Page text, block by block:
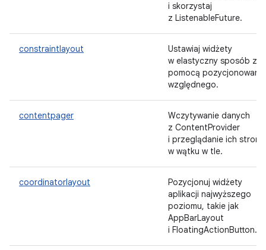
i skorzystaj
z ListenableFuture.
constraintlayout
Ustawiaj widżety
w elastyczny sposób za
pomocą pozycjonowania
względnego.
contentpager
Wczytywanie danych
z ContentProvider
i przeglądanie ich stron
w wątku w tle.
coordinatorlayout
Pozycjonuj widżety
aplikacji najwyższego
poziomu, takie jak
AppBarLayout
i FloatingActionButton.